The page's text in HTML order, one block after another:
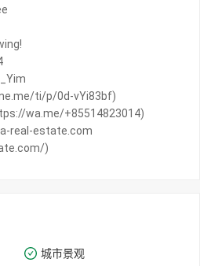
ti/p/0d-vYi83bf)
wa.me/+85514823014)
real-estate.com
)
城市景观